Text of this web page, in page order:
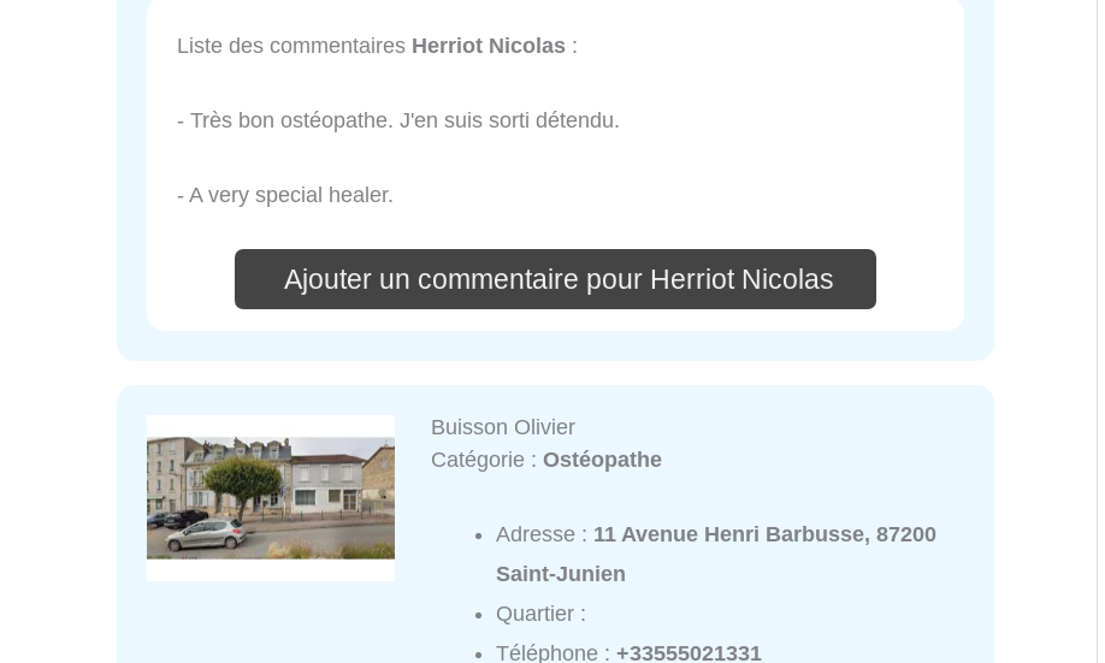
Liste des commentaires Herriot Nicolas :
- Très bon ostéopathe. J'en suis sorti détendu.
- A very special healer.
Ajouter un commentaire pour Herriot Nicolas
Buisson Olivier
Catégorie :Ostéopathe
Adresse : 11 Avenue Henri Barbusse, 87200
Saint-Junien
Quartier :
Téléphone :+33555021331